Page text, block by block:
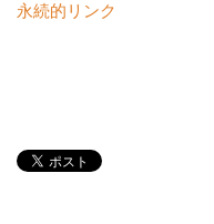
永続的リンク